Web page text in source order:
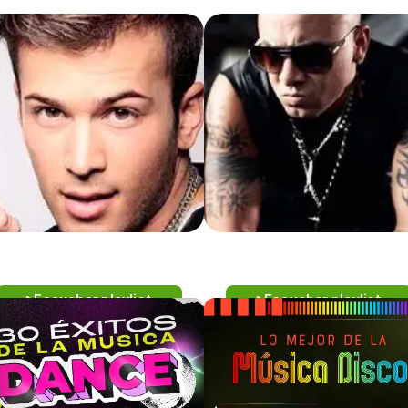
+ David Carreira +
Delano
Escuchar playlist
Aqua + Los Del Rio +
Escuchar playlist